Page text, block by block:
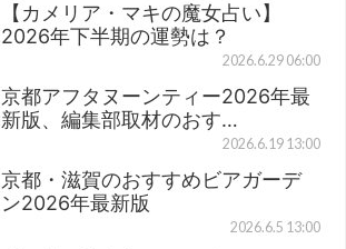
【カメリア・マキの魔女占い】
2026年下半期の運勢は？
2026.6.29 06:00
京都アフタヌーンティー2026年最
新版、編集部取材のおす…
2026.6.19 13:00
京都・滋賀のおすすめビアガーデ
ン2026年最新版
2026.6.5 13:00